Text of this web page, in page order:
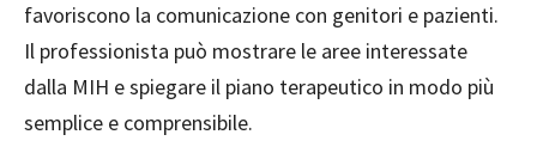
favoriscono la comunicazione con genitori e pazienti.
Il professionista può mostrare le aree interessate
dalla MIH e spiegare il piano terapeutico in modo più
semplice e comprensibile.